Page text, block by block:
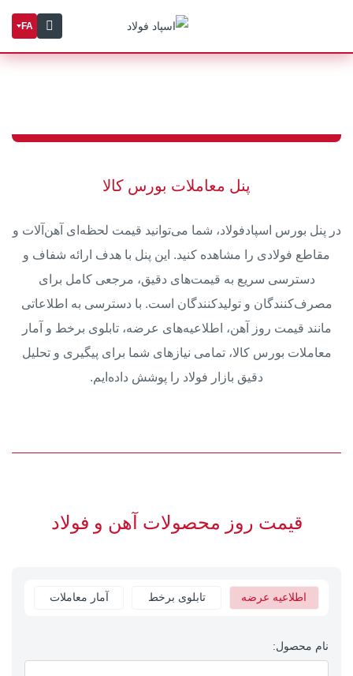
FA
پنل معاملات بورس کالا
در پنل بورس اسپادفولاد، شما می‌توانید قیمت لحظه‌ای آهن‌آلات و
مقاطع فولادی را مشاهده کنید. این پنل با هدف ارائه شفاف و
دسترسی سریع به قیمت‌های دقیق، مرجعی کامل برای
مصرف‌کنندگان و تولیدکنندگان است. با دسترسی به اطلاعاتی
مانند قیمت روز آهن، اطلاعیه‌های عرضه، تابلوی برخط و آمار
معاملات بورس کالا، تمامی نیازهای شما برای پیگیری و تحلیل
دقیق بازار فولاد را پوشش داده‌ایم.
قیمت روز محصولات آهن و فولاد
اطلاعیه عرضه تابلوی برخط آمار معاملات
نام محصول: